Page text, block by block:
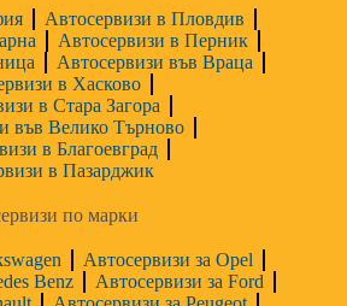
Автосервизи в Пловдив
Автосервизи в Перник
Автосервизи във Враца
в Хасково
в Стара Загора
във Велико Търново
в Благоевград
в Пазарджик
по марки
Автосервизи за Opel
Benz
Автосервизи за Ford